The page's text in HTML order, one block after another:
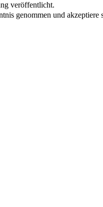
veröffentlicht.
genommen und akzeptiere